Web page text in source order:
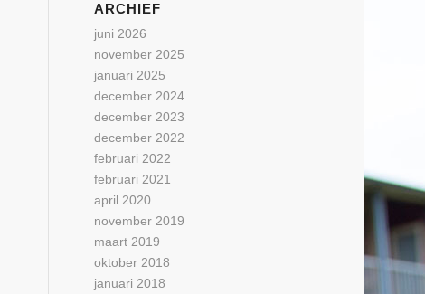
ARCHIEF
juni 2026
november 2025
januari 2025
december 2024
december 2023
december 2022
februari 2022
februari 2021
april 2020
november 2019
maart 2019
oktober 2018
januari 2018